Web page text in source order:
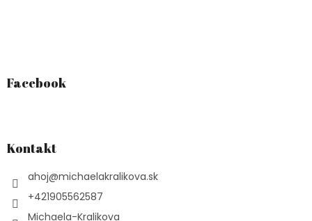
Facebook
Kontakt
ahoj@michaelakralikova.sk
+421905562587
Michaela-Kralikova